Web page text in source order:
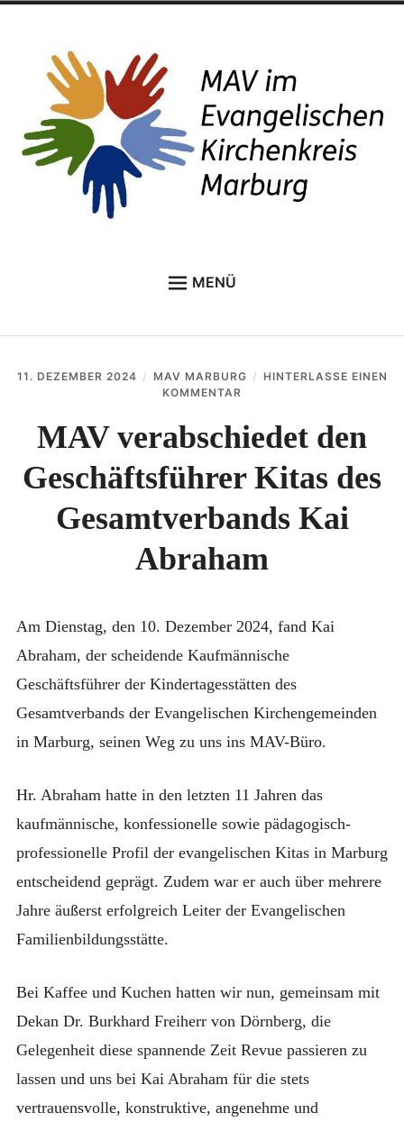
springen
MAV im Kirchenkreis
Marburg
MENÜ
THEMEN A-Z
VERANSTALTUNGEN
DOWNLOADS
11. DEZEMBER 2024 MAV MARBURG
HINTERLASSE EINEN
KOMMENTAR
VERABSCHIEDET
DEN
KITAS
DES
GESAMTVERBANDS
KAI
MAV verabschiedet den
Geschäftsführer Kitas des
Gesamtverbands Kai
Abraham
Am Dienstag, den 10. Dezember 2024, fand Kai
Abraham, der scheidende Kaufmännische
Geschäftsführer der Kindertagesstätten des
Gesamtverbands der Evangelischen Kirchengemeinden
in Marburg, seinen Weg zu uns ins MAV-Büro.
Hr. Abraham hatte in den letzten 11 Jahren das
kaufmännische, konfessionelle sowie pädagogisch-
professionelle Profil der evangelischen Kitas in Marburg
entscheidend geprägt. Zudem war er auch über mehrere
Jahre äußerst erfolgreich Leiter der Evangelischen
Familienbildungsstätte.
Bei Kaffee und Kuchen hatten wir nun, gemeinsam mit
Dekan Dr. Burkhard Freiherr von Dörnberg, die
Gelegenheit diese spannende Zeit Revue passieren zu
lassen und uns bei Kai Abraham für die stets
vertrauensvolle, konstruktive, angenehme und